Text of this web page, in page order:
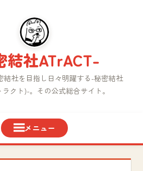
結社ATrACT-
結社を目指し日々明躍する-秘密結社
クト)-。その公式総合サイト。